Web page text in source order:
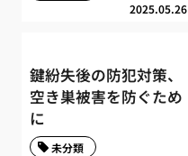
2025.05.26
鍵紛失後の防犯対策、
空き巣被害を防ぐため
に
未分類